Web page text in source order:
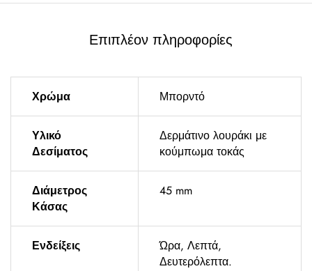
Επιπλέον πληροφορίες
Χρώμα Μπορντό
Υλικό
Δεσίματος
Δερμάτινο λουράκι με
κούμπωμα τοκάς
Διάμετρος
Κάσας
45 mm
Ενδείξεις
Ώρα, Λεπτά,
Δευτερόλεπτα.